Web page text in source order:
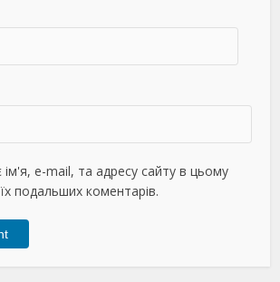
e-mail, та адресу сайту в цьому
подальших коментарів.